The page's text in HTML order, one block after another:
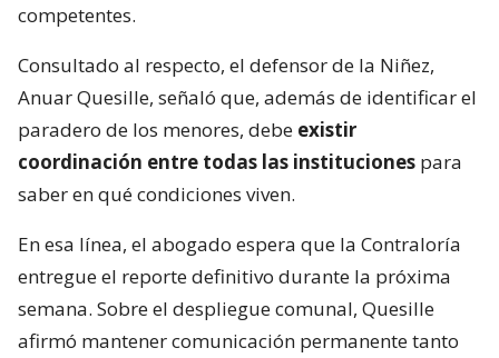
competentes.
Consultado al respecto, el defensor de la Niñez,
Anuar Quesille, señaló que, además de identificar el
paradero de los menores, debe existir
coordinación entre todas las instituciones para
saber en qué condiciones viven.
En esa línea, el abogado espera que la Contraloría
entregue el reporte definitivo durante la próxima
semana. Sobre el despliegue comunal, Quesille
afirmó mantener comunicación permanente tanto